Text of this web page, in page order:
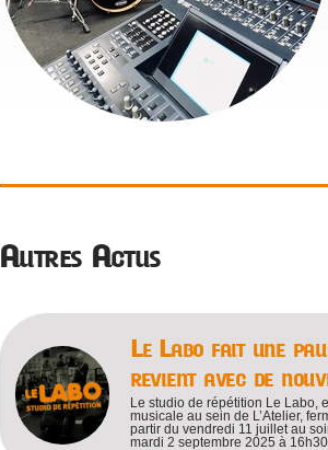
Autres Actus
Le Labo fait une
revient avec de
Le studio de répétition Le Labo,
musicale au sein de L’Atelier,
partir du vendredi 11 juillet au
mardi 2 septembre 2025 à